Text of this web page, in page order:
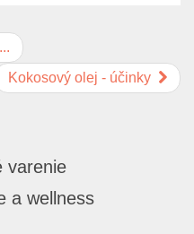
Kokosový olej - účinky
varenie
a wellness